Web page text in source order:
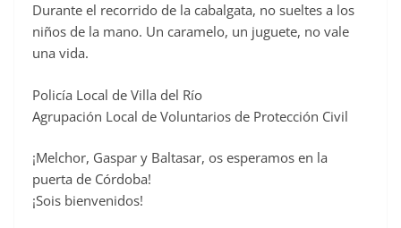
Durante el recorrido de la cabalgata, no sueltes a los
niños de la mano. Un caramelo, un juguete, no vale
una vida.
Policía Local de Villa del Río
Agrupación Local de Voluntarios de Protección Civil
¡Melchor, Gaspar y Baltasar, os esperamos en la
puerta de Córdoba!
¡Sois bienvenidos!